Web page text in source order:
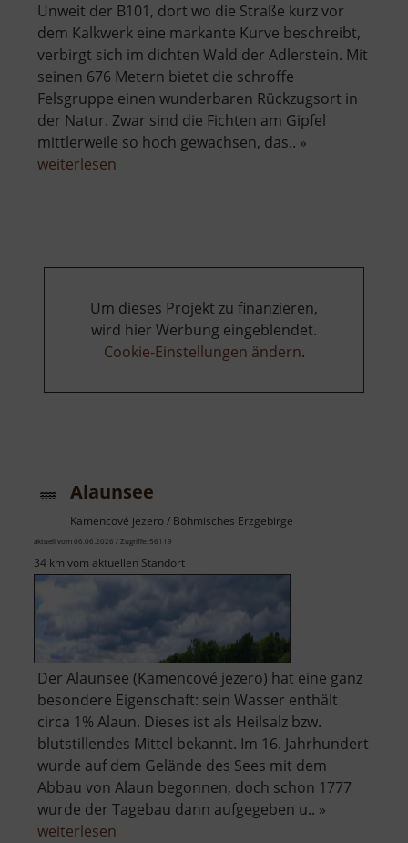
Unweit der B101, dort wo die Straße kurz vor
dem Kalkwerk eine markante Kurve beschreibt,
verbirgt sich im dichten Wald der Adlerstein. Mit
seinen 676 Metern bietet die schroffe
Felsgruppe einen wunderbaren Rückzugsort in
der Natur. Zwar sind die Fichten am Gipfel
mittlerweile so hoch gewachsen, das.. »
weiterlesen
Um dieses Projekt zu finanzieren,
wird hier Werbung eingeblendet.
Cookie-Einstellungen ändern.
Alaunsee
Kamencové jezero / Böhmisches Erzgebirge
aktuell vom 06.06.2026 / Zugriffe: 56119
34 km vom aktuellen Standort
Der Alaunsee (Kamencové jezero) hat eine ganz
besondere Eigenschaft: sein Wasser enthält
circa 1% Alaun. Dieses ist als Heilsalz bzw.
blutstillendes Mittel bekannt. Im 16. Jahrhundert
wurde auf dem Gelände des Sees mit dem
Abbau von Alaun begonnen, doch schon 1777
wurde der Tagebau dann aufgegeben u.. »
weiterlesen